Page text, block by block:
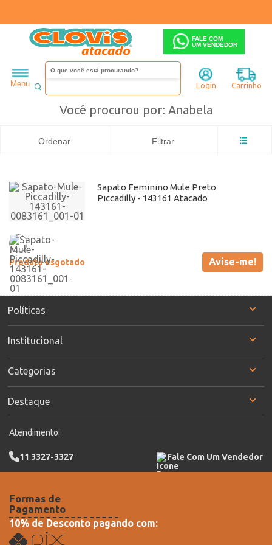
FALE COM
UM VENDEDOR
Menu Login Carrinho
Feminino Busca: Anabela
Salto Baixo
Busca: Anabela
Anabela
Você procurou por: Anabela
Ordenar Filtrar
Sapato Feminino Mule Preto
Piccadilly - 143161 Atacado
Produto esgotado Avise-me!
Políticas
Institucional
Categorias
Destaque
Atendimento:
11 3327-3327 Fale Com Um Vendedor
Formas de
Pagamento
10% de Desconto pagando com: